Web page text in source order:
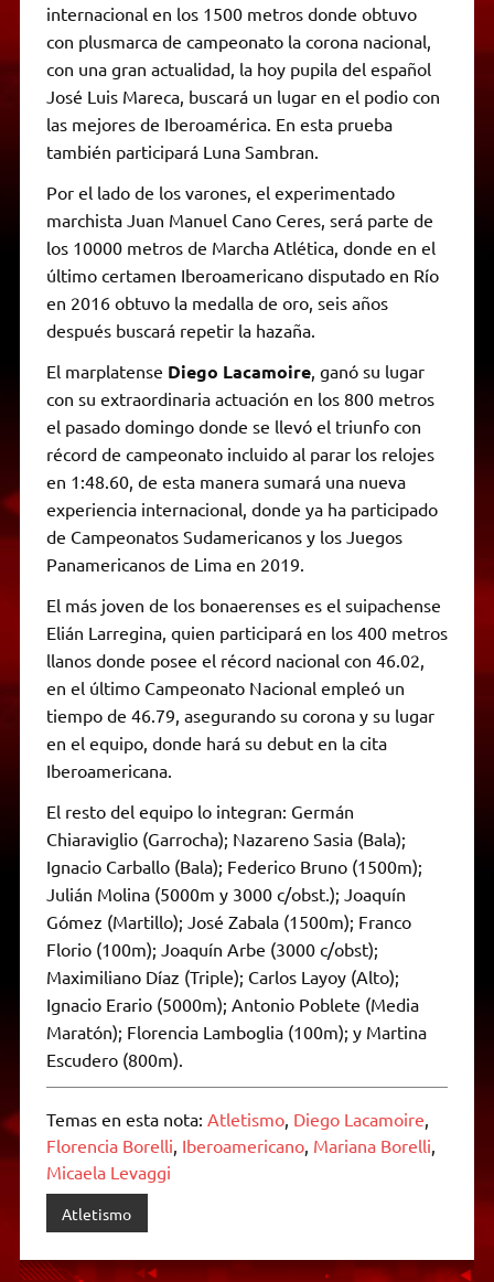
internacional en los 1500 metros donde obtuvo
con plusmarca de campeonato la corona nacional,
con una gran actualidad, la hoy pupila del español
José Luis Mareca, buscará un lugar en el podio con
las mejores de Iberoamérica. En esta prueba
también participará Luna Sambran.
Por el lado de los varones, el experimentado
marchista Juan Manuel Cano Ceres, será parte de
los 10000 metros de Marcha Atlética, donde en el
último certamen Iberoamericano disputado en Río
en 2016 obtuvo la medalla de oro, seis años
después buscará repetir la hazaña.
El marplatense Diego Lacamoire, ganó su lugar
con su extraordinaria actuación en los 800 metros
el pasado domingo donde se llevó el triunfo con
récord de campeonato incluido al parar los relojes
en 1:48.60, de esta manera sumará una nueva
experiencia internacional, donde ya ha participado
de Campeonatos Sudamericanos y los Juegos
Panamericanos de Lima en 2019.
El más joven de los bonaerenses es el suipachense
Elián Larregina, quien participará en los 400 metros
llanos donde posee el récord nacional con 46.02,
en el último Campeonato Nacional empleó un
tiempo de 46.79, asegurando su corona y su lugar
en el equipo, donde hará su debut en la cita
Iberoamericana.
El resto del equipo lo integran: Germán
Chiaraviglio (Garrocha); Nazareno Sasia (Bala);
Ignacio Carballo (Bala); Federico Bruno (1500m);
Julián Molina (5000m y 3000 c/obst.); Joaquín
Gómez (Martillo); José Zabala (1500m); Franco
Florio (100m); Joaquín Arbe (3000 c/obst);
Maximiliano Díaz (Triple); Carlos Layoy (Alto);
Ignacio Erario (5000m); Antonio Poblete (Media
Maratón); Florencia Lamboglia (100m); y Martina
Escudero (800m).
Temas en esta nota: Atletismo, Diego Lacamoire
Florencia Borelli Iberoamericano, Mariana Borelli
Micaela Levaggi
Atletismo